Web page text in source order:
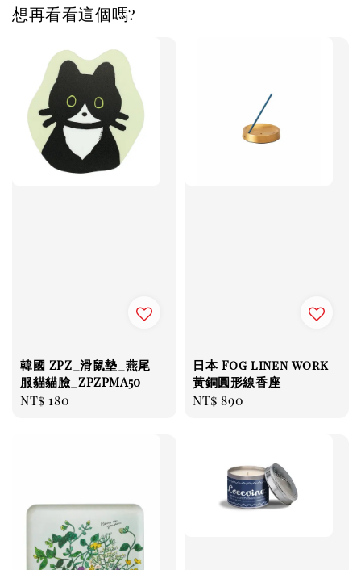
想再看看這個嗎?
韓國 ZPZ_滑鼠墊_燕尾
服貓貓臉_ZPZPMA50
Regular
NT$ 180
日本 Fog linen work
黃銅圓形線香座
Regular
NT$ 890